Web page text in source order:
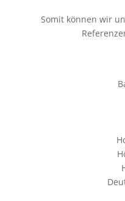
Somit können wir